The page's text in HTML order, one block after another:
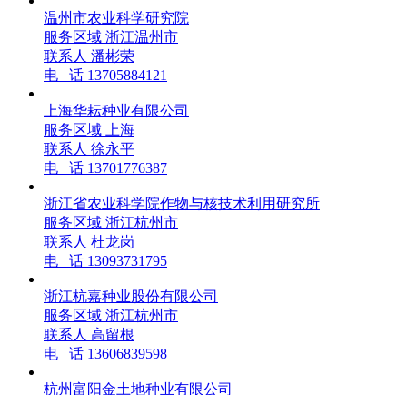
温州市农业科学研究院
服务区域 浙江温州市
联系人 潘彬荣
电 话 13705884121
上海华耘种业有限公司
服务区域
上海
联系人 徐永平
电 话 13701776387
浙江省农业科学院作物与核技术利用研究所
服务区域 浙江杭州市
联系人 杜龙岗
电 话 13093731795
浙江杭嘉种业股份有限公司
服务区域 浙江杭州市
联系人 高留根
电 话 13606839598
杭州富阳金土地种业有限公司